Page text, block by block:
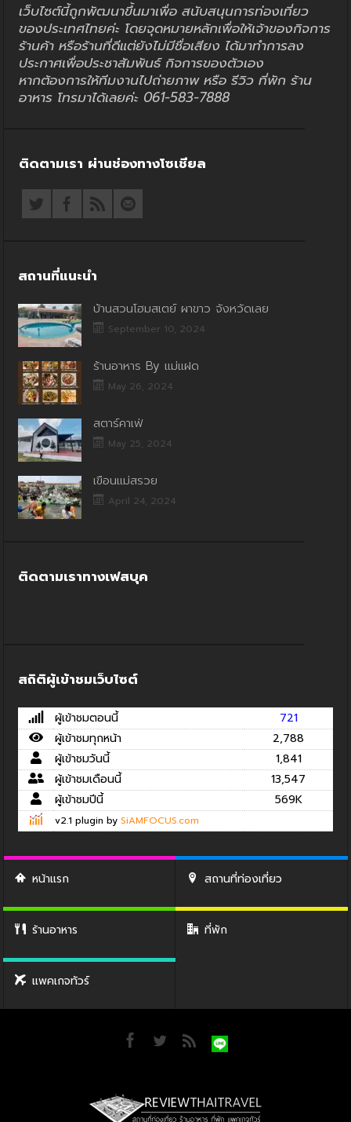
เว็บไซต์นี้ถูกพัฒนาขึ้นมาเพื่อ สนับสนุนการท่องเที่ยว
ของประเทศไทยค่ะ โดยจุดหมายหลักเพื่อให้เจ้าของกิจการ
ร้านค้า หรือร้านที่ดีแต่ยังไม่มีชื่อเสียง ได้มาทำการลง
ประกาศเพื่อประชาสัมพันธ์ กิจการของตัวเอง
หากต้องการให้ทีมงานไปถ่ายภาพ หรือ รีวิว ที่พัก ร้าน
อาหาร โทรมาได้เลยค่ะ 061-583-7888
ติดตามเรา ผ่านช่องทางโซเชียล
สถานที่แนะนำ
บ้านสวนโฮมสเตย์ ผาขาว จังหวัดเลย
September 10, 2024
ร้านอาหาร By แม่แฝด
May 26, 2024
สตาร์คาเฟ่
May 25, 2024
เขื่อนแม่สรวย
April 24, 2024
ติดตามเราทางเฟสบุค
สถิติผู้เข้าชมเว็บไซต์
ผู้เข้าชมตอนนี้
721
ผู้เข้าชมทุกหน้า
2,788
ผู้เข้าชมวันนี้
1,841
ผู้เข้าชมเดือนนี้
13,547
ผู้เข้าชมปีนี้
569K
v2.1 plugin by SiAMFOCUS.com
หน้าแรก สถานที่ท่องเที่ยว
ร้านอาหาร ที่พัก
แพคเกจทัวร์